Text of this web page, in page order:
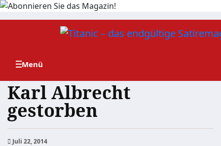
Zum
Karl Albrecht
gestorben
Juli 22, 2014